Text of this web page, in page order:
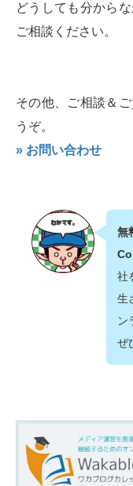
どうしても分から
ご相談ください。
その他、ご相談＆
うぞ。
» お問い合わせ
無
社
生
ン
ぜ